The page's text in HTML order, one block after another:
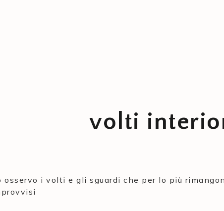
volti
osservo i volti e gli sguardi che per lo più